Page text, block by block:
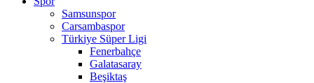
Samsunspor
Carsambaspor
Türkiye Süper Ligi
Fenerbahçe
Galatasaray
Beşiktaş